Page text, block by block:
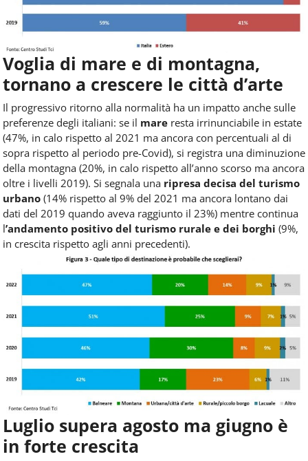
Voglia di mare e di montagna,
tornano a crescere le città d’arte
Il progressivo ritorno alla normalità ha un impatto anche sulle
preferenze degli italiani: se il mare resta irrinunciabile in estate
(47%, in calo rispetto al 2021 ma ancora con percentuali al di
sopra rispetto al periodo pre-Covid), si registra una diminuzione
della montagna (20%, in calo rispetto all’anno scorso ma ancora
oltre i livelli 2019). Si segnala una ripresa decisa del turismo
urbano (14% rispetto al 9% del 2021 ma ancora lontano dai
dati del 2019 quando aveva raggiunto il 23%) mentre continua
l’andamento positivo del turismo rurale e dei borghi (9%,
in crescita rispetto agli anni precedenti).
Luglio supera agosto ma giugno è
in forte crescita